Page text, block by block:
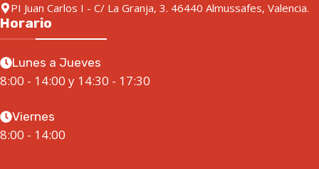
PI Juan Carlos I - C/ La Granja, 3. 46440 Almussafes, Valencia.
Horario
Lunes a Jueves
8:00 - 14:00 y 14:30 - 17:30
Viernes
8:00 - 14:00